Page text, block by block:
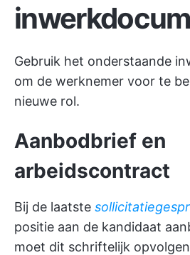
Gebruik het onderstaande
om de werknemer voor te
nieuwe rol.
Aanbodbrief en
arbeidscontract
Bij de laatste
positie aan de kandidaat
moet dit schriftelijk